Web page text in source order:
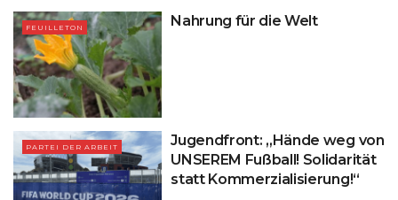
FEUILLETON Nahrung für die Welt
PARTEI DER ARBEIT
Jugendfront: „Hände weg von
UNSEREM Fußball! Solidarität
statt Kommerzialisierung!“